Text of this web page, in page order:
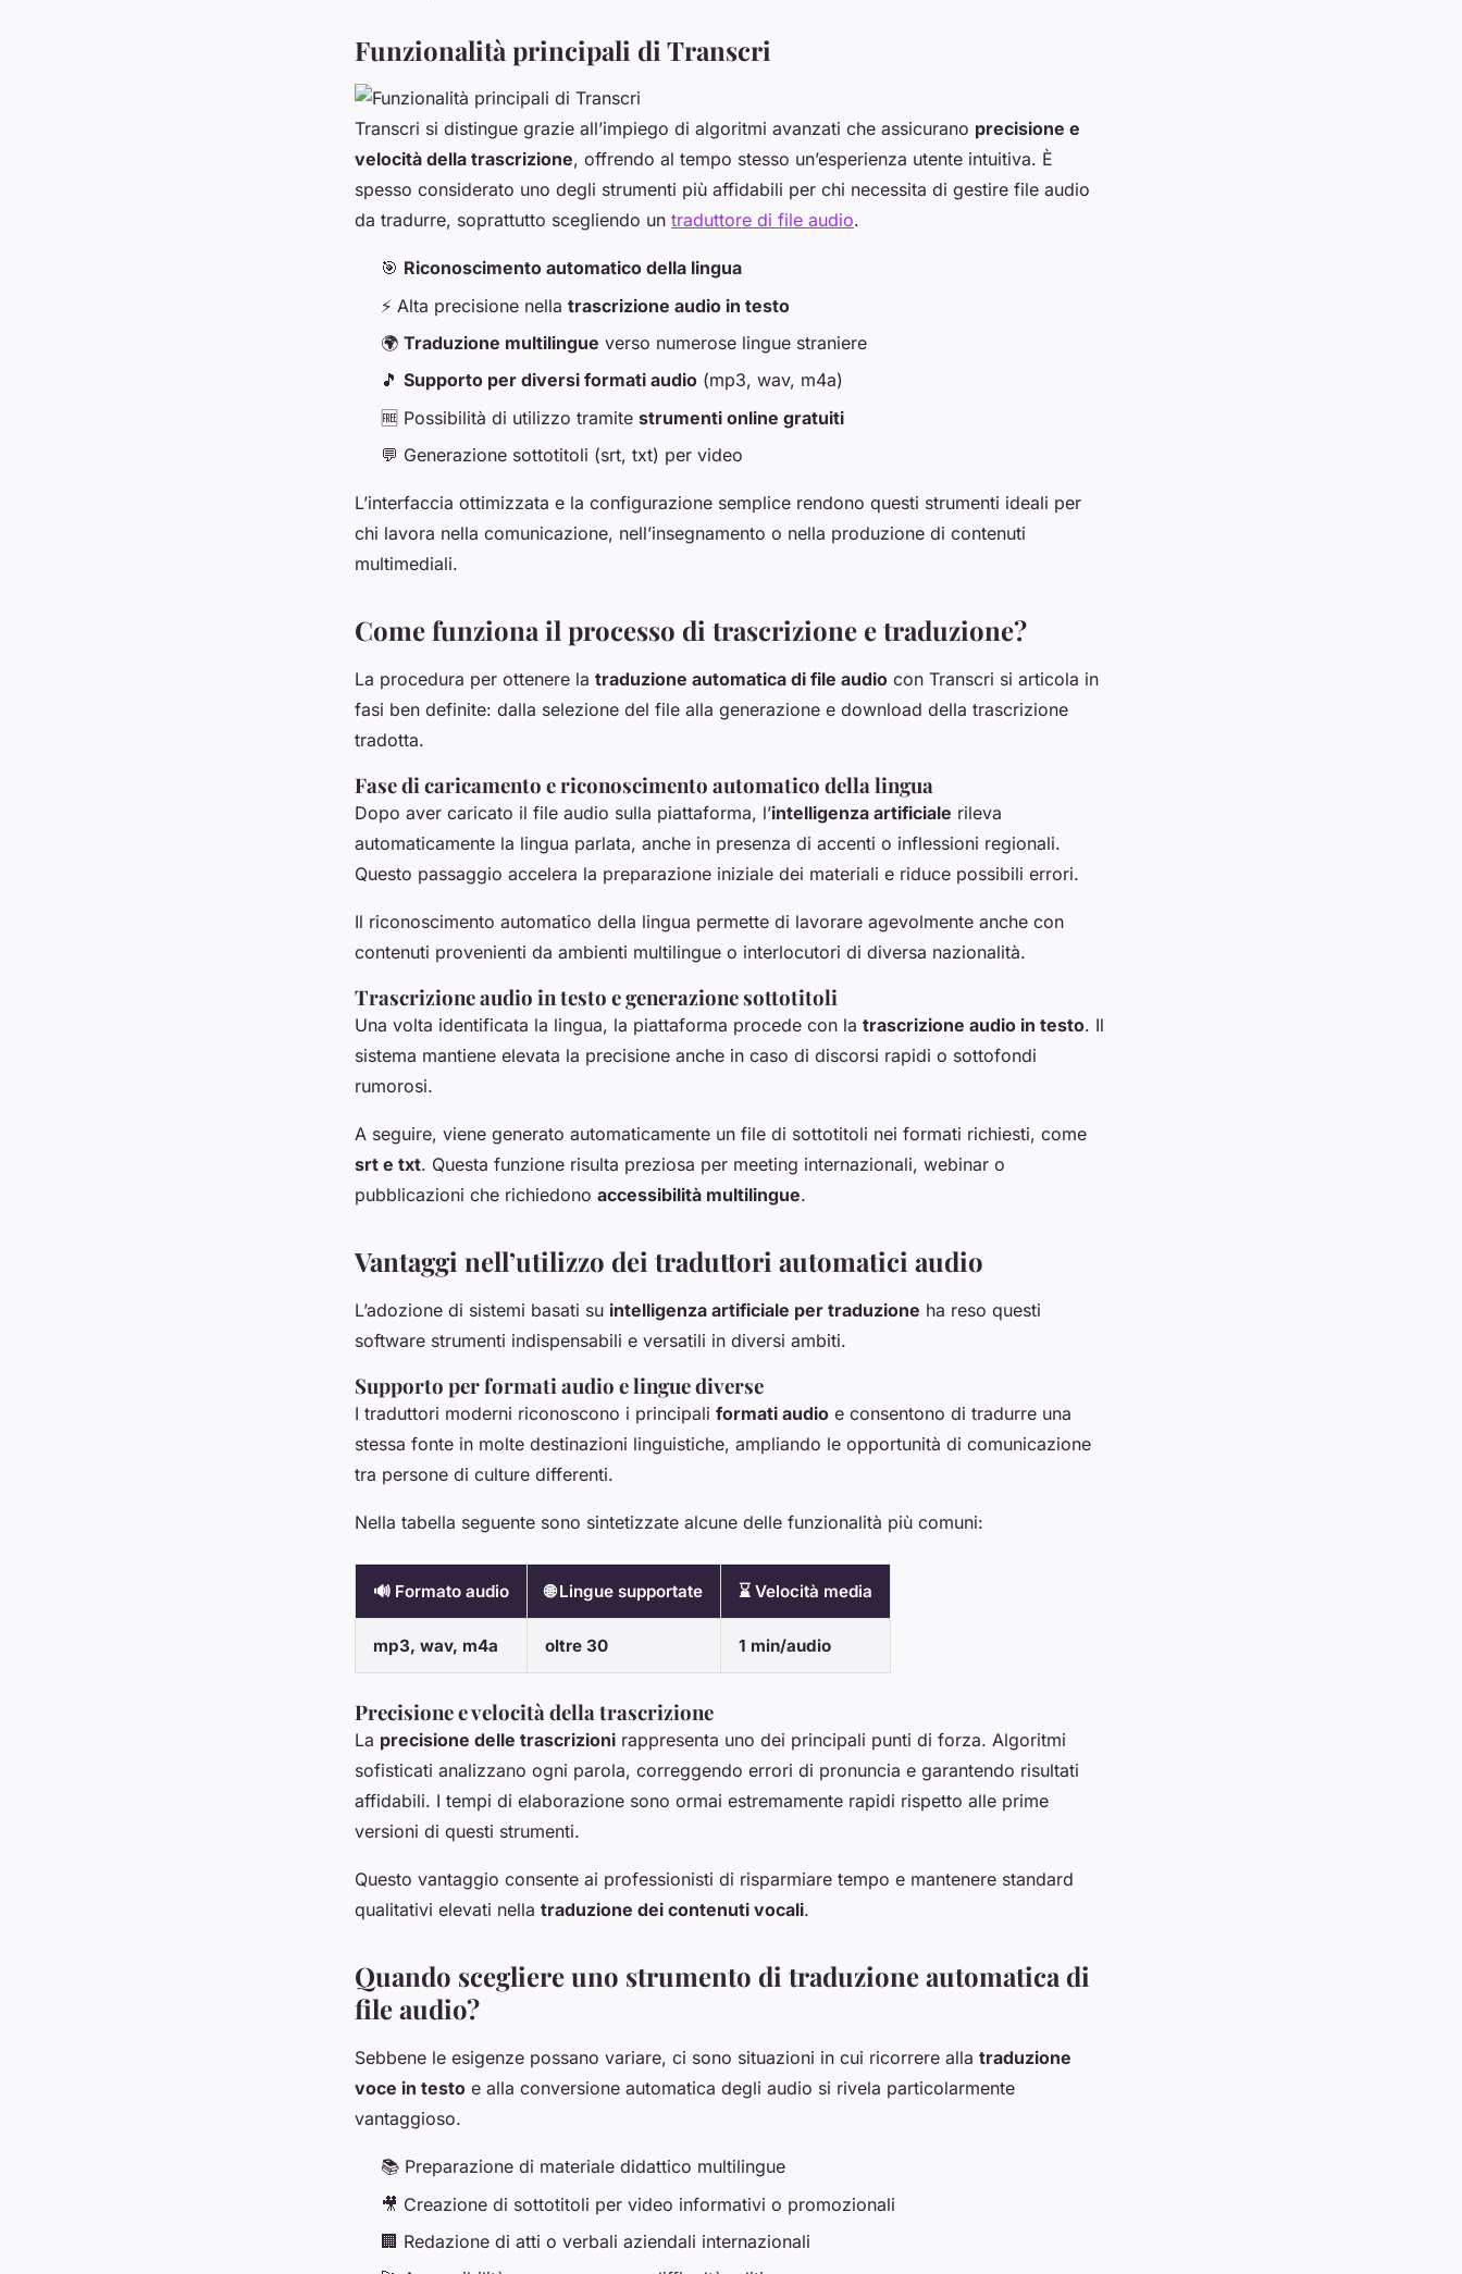
Funzionalità principali di Transcri
Transcri si distingue grazie all’impiego di algoritmi avanzati che assicurano precisione e
velocità della trascrizione, offrendo al tempo stesso un’esperienza utente intuitiva. È
spesso considerato uno degli strumenti più affidabili per chi necessita di gestire file audio
da tradurre, soprattutto scegliendo un traduttore di file audio.
🎯 Riconoscimento automatico della lingua
⚡ Alta precisione nella trascrizione audio in testo
🌍 Traduzione multilingue verso numerose lingue straniere
🎵 Supporto per diversi formati audio (mp3, wav, m4a)
🆓 Possibilità di utilizzo tramite strumenti online gratuiti
💬 Generazione sottotitoli (srt, txt) per video
L’interfaccia ottimizzata e la configurazione semplice rendono questi strumenti ideali per
chi lavora nella comunicazione, nell’insegnamento o nella produzione di contenuti
multimediali.
Come funziona il processo di trascrizione e traduzione?
La procedura per ottenere la traduzione automatica di file audio con Transcri si articola in
fasi ben definite: dalla selezione del file alla generazione e download della trascrizione
tradotta.
Fase di caricamento e riconoscimento automatico della lingua
Dopo aver caricato il file audio sulla piattaforma, l’intelligenza artificiale rileva
automaticamente la lingua parlata, anche in presenza di accenti o inflessioni regionali.
Questo passaggio accelera la preparazione iniziale dei materiali e riduce possibili errori.
Il riconoscimento automatico della lingua permette di lavorare agevolmente anche con
contenuti provenienti da ambienti multilingue o interlocutori di diversa nazionalità.
Trascrizione audio in testo e generazione sottotitoli
Una volta identificata la lingua, la piattaforma procede con la trascrizione audio in testo. Il
sistema mantiene elevata la precisione anche in caso di discorsi rapidi o sottofondi
rumorosi.
A seguire, viene generato automaticamente un file di sottotitoli nei formati richiesti, come
srt e txt. Questa funzione risulta preziosa per meeting internazionali, webinar o
pubblicazioni che richiedono accessibilità multilingue.
Vantaggi nell’utilizzo dei traduttori automatici audio
L’adozione di sistemi basati su intelligenza artificiale per traduzione ha reso questi
software strumenti indispensabili e versatili in diversi ambiti.
Supporto per formati audio e lingue diverse
I traduttori moderni riconoscono i principali formati audio e consentono di tradurre una
stessa fonte in molte destinazioni linguistiche, ampliando le opportunità di comunicazione
tra persone di culture differenti.
Nella tabella seguente sono sintetizzate alcune delle funzionalità più comuni:
🔊 Formato audio 🌐 Lingue supportate ⌛ Velocità media
mp3, wav, m4a oltre 30 1 min/audio
Precisione e velocità della trascrizione
La precisione delle trascrizioni rappresenta uno dei principali punti di forza. Algoritmi
sofisticati analizzano ogni parola, correggendo errori di pronuncia e garantendo risultati
affidabili. I tempi di elaborazione sono ormai estremamente rapidi rispetto alle prime
versioni di questi strumenti.
Questo vantaggio consente ai professionisti di risparmiare tempo e mantenere standard
qualitativi elevati nella traduzione dei contenuti vocali.
Quando scegliere uno strumento di traduzione automatica di
file audio?
Sebbene le esigenze possano variare, ci sono situazioni in cui ricorrere alla traduzione
voce in testo e alla conversione automatica degli audio si rivela particolarmente
vantaggioso.
📚 Preparazione di materiale didattico multilingue
🎥 Creazione di sottotitoli per video informativi o promozionali
🏢 Redazione di atti o verbali aziendali internazionali